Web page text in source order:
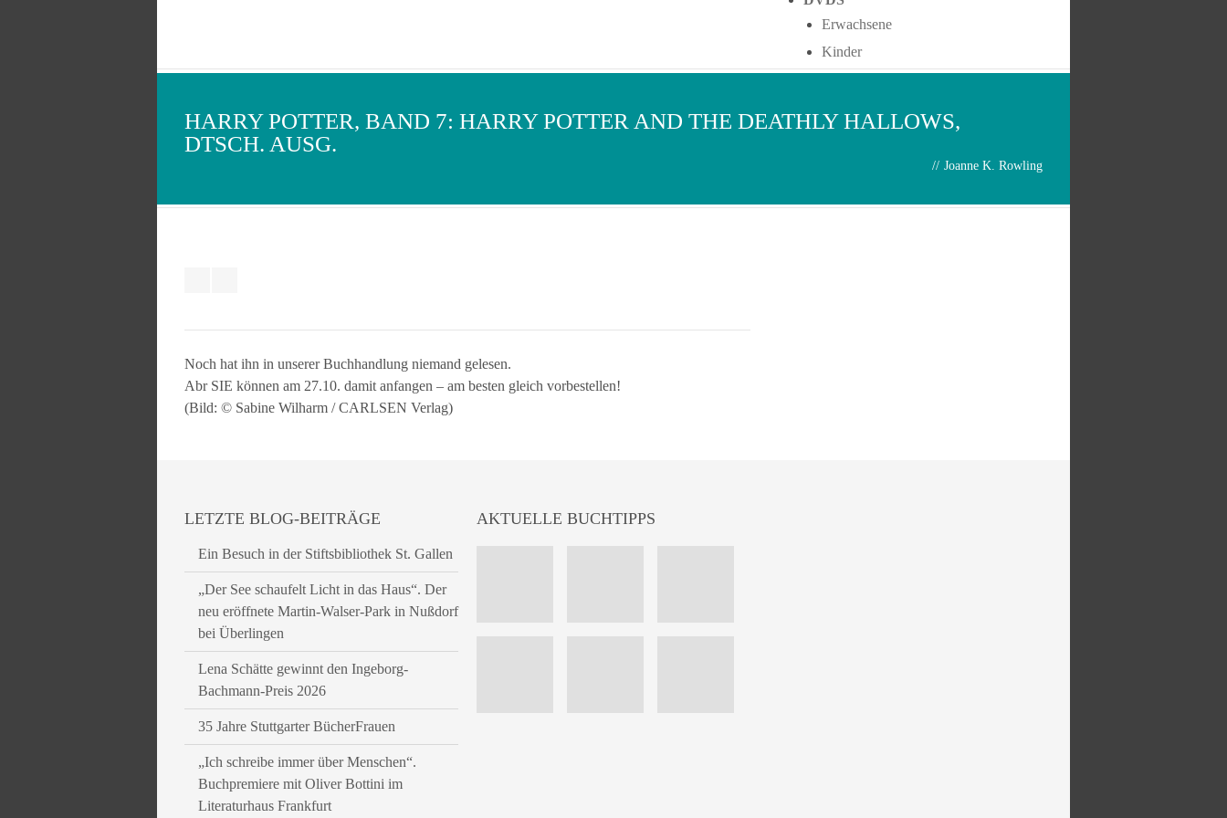
Erwachsene
Kinder
HARRY POTTER, BAND 7: HARRY POTTER AND THE DEATHLY HALLOWS,
DTSCH. AUSG.
// Joanne K. Rowling
Noch hat ihn in unserer Buchhandlung niemand gelesen.
Abr SIE können am 27.10. damit anfangen – am besten gleich vorbestellen!
(Bild: © Sabine Wilharm / CARLSEN Verlag)
LETZTE BLOG-BEITRÄGE
Ein Besuch in der Stiftsbibliothek St. Gallen
„Der See schaufelt Licht in das Haus“. Der
neu eröffnete Martin-Walser-Park in Nußdorf
bei Überlingen
Lena Schätte gewinnt den Ingeborg-
Bachmann-Preis 2026
35 Jahre Stuttgarter BücherFrauen
„Ich schreibe immer über Menschen“.
Buchpremiere mit Oliver Bottini im
Literaturhaus Frankfurt
AKTUELLE BUCHTIPPS